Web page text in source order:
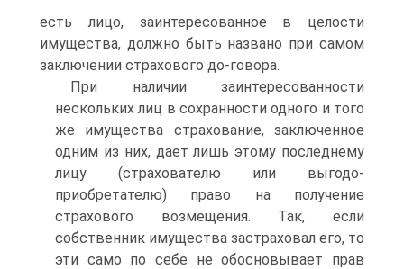
есть лицо, заинтересованное в целости
имущества, должно быть названо при самом
заключении страхового до-говора.
При наличии заинтересованности
нескольких лиц в сохранности одного и того
же имущества страхование, заключенное
одним из них, дает лишь этому последнему
лицу (страхователю или выгодо-
приобретателю) право на получение
страхового возмещения. Так, если
собственник имущества застраховал его, то
эти само по себе не обосновывает прав